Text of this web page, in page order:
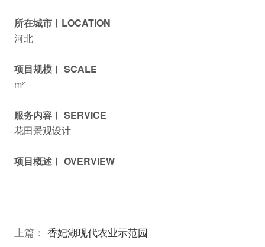
所在城市︱LOCATION
河北
项目规模︱ SCALE
m²
服务内容︱ SERVICE
花田景观设计
项目概述︱ OVERVIEW
上篇： 香妃湖现代农业示范园